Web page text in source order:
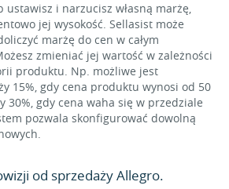
ustawisz i narzucisz własną marżę,
jej wysokość. Sellasist może
marżę do cen w całym
zmieniać jej wartość w zależności
produktu. Np. możliwe jest
15%, gdy cena produktu wynosi od 50
30%, gdy cena waha się w przedziale
pozwala skonfigurować dowolną
od sprzedaży Allegro.